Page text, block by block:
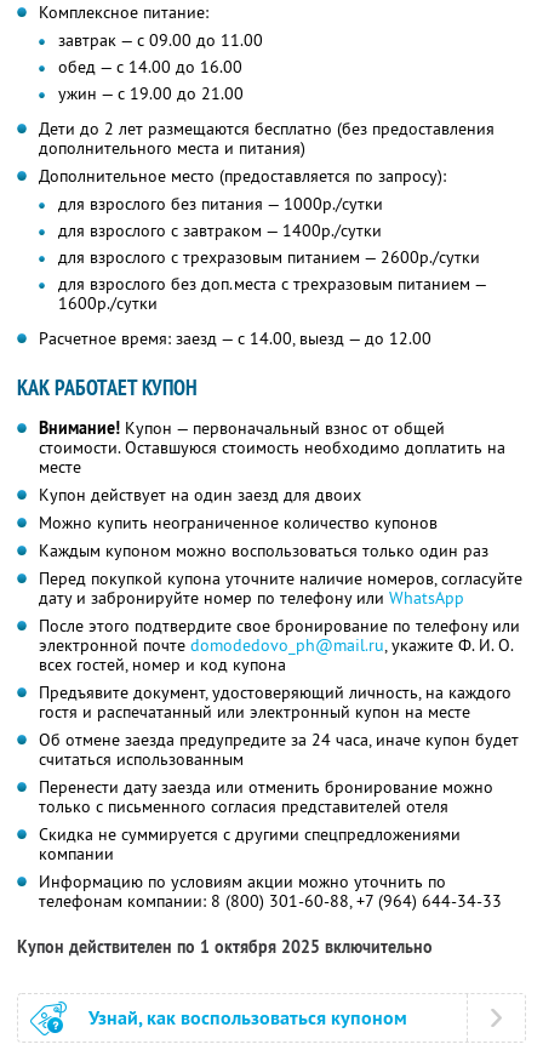
Комплексное питание:
завтрак — с 09.00 до 11.00
обед — с 14.00 до 16.00
ужин — с 19.00 до 21.00
Дети до 2 лет размещаются бесплатно (без предоставления
дополнительного места и питания)
Дополнительное место (предоставляется по запросу):
для взрослого без питания — 1000р./сутки
для взрослого с завтраком — 1400р./сутки
для взрослого с трехразовым питанием — 2600р./сутки
для взрослого без доп.места с трехразовым питанием —
1600р./сутки
Расчетное время: заезд — с 14.00, выезд — до 12.00
КАК РАБОТАЕТ КУПОН
Внимание! Купон — первоначальный взнос от общей
стоимости. Оставшуюся стоимость необходимо доплатить на
месте
Купон действует на один заезд для двоих
Можно купить неограниченное количество купонов
Каждым купоном можно воспользоваться только один раз
Перед покупкой купона уточните наличие номеров, согласуйте
дату и забронируйте номер по телефону или WhatsApp
После этого подтвердите свое бронирование по телефону или
электронной почте domodedovo_ph@mail.ru,укажите Ф. И. О.
всех гостей, номер и код купона
Предъявите документ, удостоверяющий личность, на каждого
гостя и распечатанный или электронный купон на месте
Об отмене заезда предупредите за 24 часа, иначе купон будет
считаться использованным
Перенести дату заезда или отменить бронирование можно
только с письменного согласия представителей отеля
Скидка не суммируется с другими спецпредложениями
компании
Информацию по условиям акции можно уточнить по
телефонам компании: 8 (800) 301-60-88, +7 (964) 644-34-33
Купон действителен по 1 октября 2025 включительно
Узнай, как воспользоваться купоном